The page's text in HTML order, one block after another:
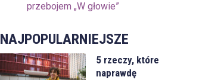
przebojem „W głowie”
NAJPOPULARNIEJSZE
5 rzeczy, które
naprawdę